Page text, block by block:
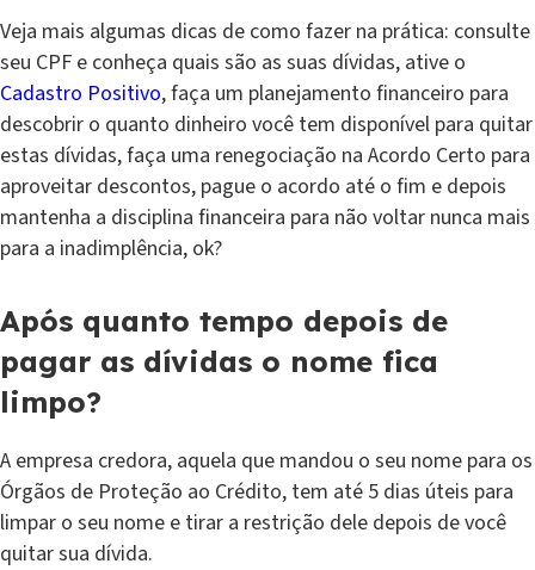
Veja mais algumas dicas de como fazer na prática: consulte
seu CPF e conheça quais são as suas dívidas, ative o
Cadastro Positivo, faça um planejamento financeiro para
descobrir o quanto dinheiro você tem disponível para quitar
estas dívidas, faça uma renegociação na Acordo Certo para
aproveitar descontos, pague o acordo até o fim e depois
mantenha a disciplina financeira para não voltar nunca mais
para a inadimplência, ok?
Após quanto tempo depois de
pagar as dívidas o nome fica
limpo?
A empresa credora, aquela que mandou o seu nome para os
Órgãos de Proteção ao Crédito, tem até 5 dias úteis para
limpar o seu nome e tirar a restrição dele depois de você
quitar sua dívida.